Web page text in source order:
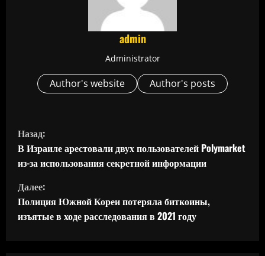
admin
Administrator
Author's website Author's posts
П
р
о
д
о
Назад:
В Израиле арестовали двух пользователей Polymarket
из-за использования секретной информации
Далее:
Полиция Южной Кореи потеряла биткоины,
изъятые в ходе расследования в 2021 году